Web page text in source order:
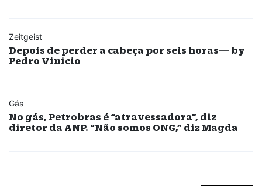
Zeitgeist
Depois de perder a cabeça por seis horas— by
Pedro Vinicio
Gás
No gás, Petrobras é “atravessadora”, diz
diretor da ANP. “Não somos ONG,” diz Magda